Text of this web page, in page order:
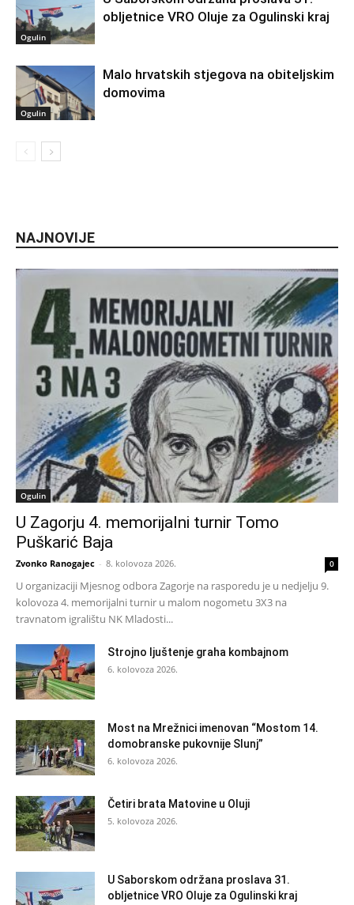
Ogulin
obljetnice VRO Oluje za Ogulinski kraj
Ogulin
Malo hrvatskih stjegova na obiteljskim
domovima
NAJNOVIJE
Ogulin
U Zagorju 4. memorijalni turnir Tomo
Puškarić Baja
Zvonko Ranogajec - 8. kolovoza 2026. 0
U organizaciji Mjesnog odbora Zagorje na rasporedu je u nedjelju 9.
kolovoza 4. memorijalni turnir u malom nogometu 3X3 na
travnatom igralištu NK Mladosti...
Strojno ljuštenje graha kombajnom
6. kolovoza 2026.
Most na Mrežnici imenovan “Mostom 14.
domobranske pukovnije Slunj”
6. kolovoza 2026.
Četiri brata Matovine u Oluji
5. kolovoza 2026.
U Saborskom održana proslava 31.
obljetnice VRO Oluje za Ogulinski kraj